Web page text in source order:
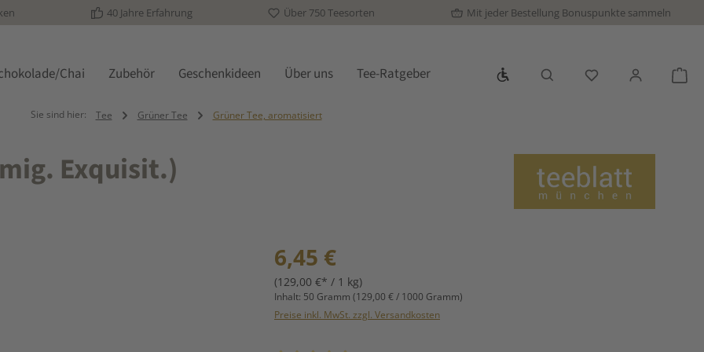
40 Jahre Erfahrung Über 750 Teesorten Mit jeder Bestellung Bonuspunkte sammeln
Chai Zubehör Geschenkideen Über uns Tee-Ratgeber Werkzeugleiste anzeigen
Du hast 0
Sie sind hier: Tee Grüner Tee Grüner Tee, aromatisiert
Exquisit.)
Regulärer Preis:
6,45 €
(129,00 €* / 1 kg)
Inhalt: 50 Gramm (129,00 € / 1000 Gramm)
Preise inkl. MwSt. zzgl. Versandkosten